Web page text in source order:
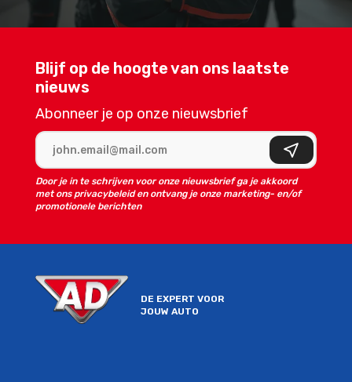
DE EXPERT VOOR
JOUW AUTO
Blijf op de hoogte van ons laatste
nieuws
Abonneer je op onze nieuwsbrief
Aanmelden
Door je in te schrijven voor onze nieuwsbrief ga je akkoord
met ons privacybeleid en ontvang je onze marketing- en/of
promotionele berichten